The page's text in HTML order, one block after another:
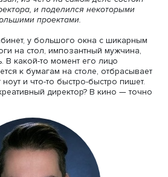
ВШЭ при поддержке
Игоря Бойко, креативного
и члена жюри конкурса «
из чего на самом деле
и поделился
большими проектами.
кабинет, у большого окна с
В какой-то момент его лицо
к бумагам на столе,
ноут и что-то быстро-быстро
креативный директор? В кино —